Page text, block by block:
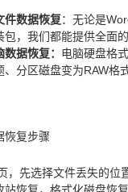
件数据恢复：无论是
包，我们都能提供全面
据恢复： 电脑硬盘格
、分区磁盘变为RAW格
恢复步骤
，先选择文件丢失的位